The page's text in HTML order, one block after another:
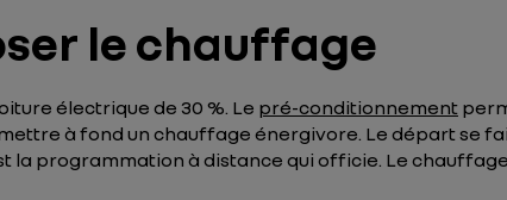
le chauffage
électrique de 30 %. Le pré-conditionnement
à fond un chauffage énergivore. Le départ se
la programmation à distance qui officie. Le